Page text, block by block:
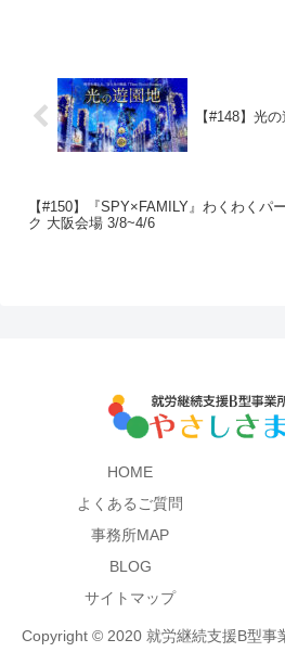
【#148】光
【#150】『SPY×FAMILY』わくわくパー
ク 大阪会場 3/8~4/6
HOME
よくあるご質問
事務所MAP
BLOG
サイトマップ
Copyright © 2020 就労継続支援B型事